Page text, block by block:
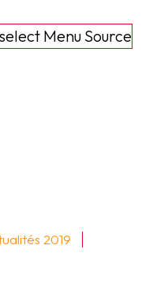
Menu Source
2019